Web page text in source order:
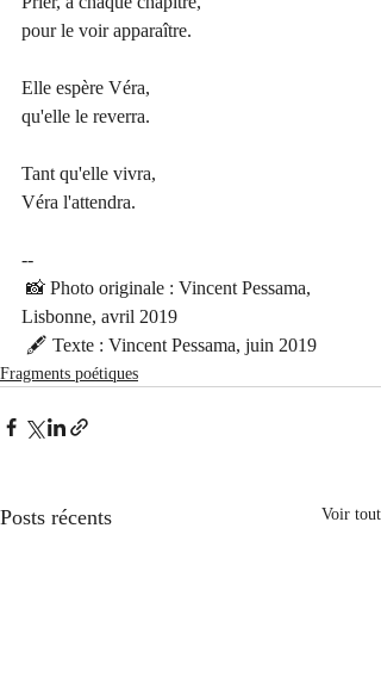
pour le voir apparaître.
Elle espère Véra,
qu'elle le reverra.
Tant qu'elle vivra,
Véra l'attendra.
--
Lisbonne, avril 2019
🖋 Texte : Vincent Pessama, juin 2019
Fragments poétiques
Posts récents Voir tout